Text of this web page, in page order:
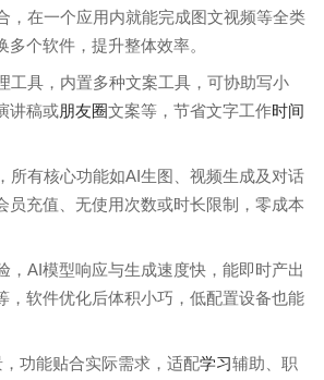
，在一个应用内就能完成图文视频等全类
个软件，提升整体效率。
工具，内置多种文案工具，可协助写小
讲稿或朋友圈文案等，节省文字工作时间
所有核心功能如AI生图、视频生成及对话
员充值、无使用次数或时长限制，零成本
，AI模型响应与生成速度快，能即时产出
，软件优化后体积小巧，低配置设备也能
功能贴合实际需求，适配学习辅助、职